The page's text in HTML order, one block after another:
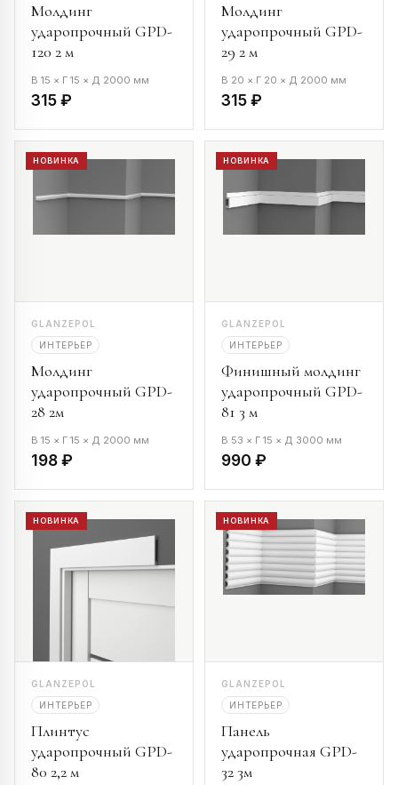
Молдинг
ударопрочный GPD-
120 2 м
В 15 × Г 15 × Д 2000 мм
315 ₽
Молдинг
ударопрочный GPD-
29 2 м
В 20 × Г 20 × Д 2000 мм
315 ₽
НОВИНКА
GLANZEPOL
ИНТЕРЬЕР
Молдинг
ударопрочный GPD-
28 2м
В 15 × Г 15 × Д 2000 мм
198 ₽
НОВИНКА
GLANZEPOL
ИНТЕРЬЕР
Финишный молдинг
ударопрочный GPD-
81 3 м
В 53 × Г 15 × Д 3000 мм
990 ₽
НОВИНКА
GLANZEPOL
ИНТЕРЬЕР
Плинтус
ударопрочный GPD-
80 2,2 м
НОВИНКА
GLANZEPOL
ИНТЕРЬЕР
Панель
ударопрочная GPD-
32 3м